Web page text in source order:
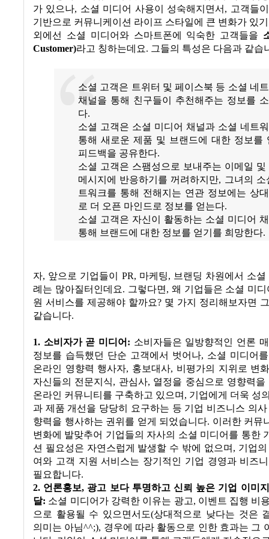
가 있으나, 소셜 미디어 사용이 성숙해지면서 , 고객들
기반으로 커뮤니케이션 라이프 스타일에 큰 변화가 있
외에선 소셜 미디어와 스마트폰에 익숙한 고객들을
Customer)라고 칭하는데요. 그들의 특성은 다음과 같습
소셜 고객은 트위터 및 페이스북 등 소셜 네
채널을 통해 친구들이 추천해주는 정보를
다.
소셜 고객은 소셜 미디어 채널과 소셜 네트
통해 새로운 제품 및 브랜드에 대한 정보를
피드백을 공유한다.
소셜 고객은 스팸성으로 보내주는 이메일 및
메시지에 반응하기를 꺼려하지만, 그녀의 소
트워크를 통해 전해지는 연관 정보에는 상
로 더 오픈 마인드로 정보를 얻는다.
소셜 고객은 자신이 활동하는 소셜 미디어
통해 브랜드에 대한 정보를 얻기를 희망한다.
자, 앞으로 기업들이 PR, 마케팅, 브랜딩 차원에서 소
례는 많아질터인데요. 그렇다면, 왜 기업들은 소셜 미
원 서비스를 제공해야 할까요? 몇 가지 정리해보자면
같습니다.
1. 소비자가 곧 미디어 : 소비자들은 일방향적인 언론
정보를 습득했던 단순 고객에서 벗어나, 소셜 미디어
온라인 영향력 행사자, 홍보대사, 비평가의 지위로 변
자신들의 전문지식, 관심사, 열정을 중심으로 영향력
온라인 커뮤니티를 구축하고 있으며 , 기업에게 더욱 성
과 제품 개선을 당당히 요구하는 등 기업 비즈니스 의
향력을 행사하는 권위를 얻게 되었습니다. 이러한 커뮤
변화에 발맞추어 기업들의 자사의 소셜 미디어를 통한
션 필요성은 자연스럽게 발생할 수 밖에 없으며 , 기업
여와 고객 지원 서비스는 장기적인 기업 경영과 비즈
필요합니다.
2. 언론홍보, 광고 보다 투명하고 신뢰 높은 기업 이미
달: 소셜 미디어가 강력한 이유는 광고, 이벤트 집행 비
으로 활용될 수 있으면서도(상대적으로 낮다는 것은
의미는 아님^^;), 경우에 따라 활동으로 인한 효과는 그